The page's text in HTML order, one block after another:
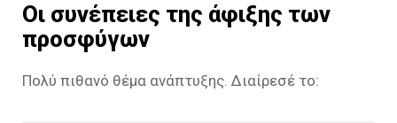
Οι συνέπειες της άφιξης των
προσφύγων
Πολύ πιθανό θέμα ανάπτυξης. Διαίρεσέ το: